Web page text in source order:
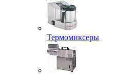
Термомиксеры